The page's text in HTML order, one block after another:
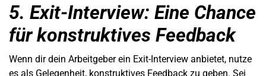
5. Exit-Interview: Eine Chance
für konstruktives Feedback
Wenn dir dein Arbeitgeber ein Exit-Interview anbietet, nutze
es als Gelegenheit, konstruktives Feedback zu geben. Sei